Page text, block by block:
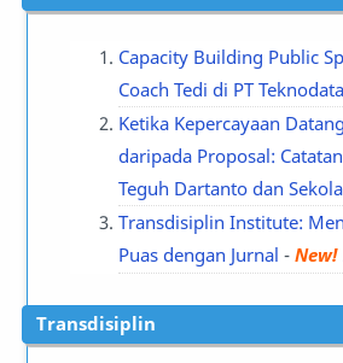
Capacity Building Public
Coach Tedi di PT Teknodata
Ketika Kepercayaan
daripada Proposal:
Teguh Dartanto dan
Transdisiplin Institute:
Puas dengan Jurnal -New!
Transdisiplin